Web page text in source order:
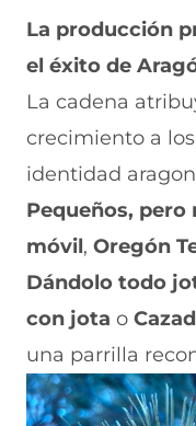
La producción
el éxito de
La cadena
crecimiento a
identidad
Pequeños, pero
móvil, Oregón
Dándolo todo
con jota o
una parrilla